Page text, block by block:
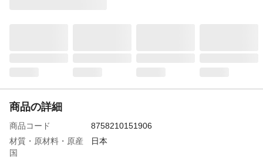
商品の詳細
商品コード
8758210151906
材質・原材料・原産
国
日本